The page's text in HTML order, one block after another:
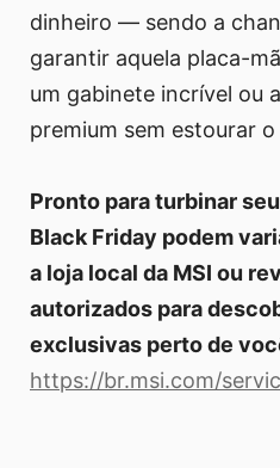
dinheiro — sendo a
garantir aquela placa-
um gabinete incrível ou
premium sem estourar
Pronto para turbinar
Black Friday podem
a loja local da MSI ou
autorizados para
exclusivas perto de
https://br.msi.com/